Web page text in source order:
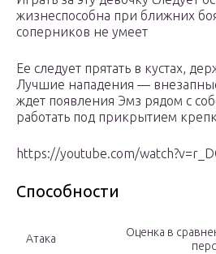
жизнеспособна при ближних
соперников не умеет
Ее следует прятать в кустах,
Лучшие нападения —
ждет появления Эмз рядом с
работать под прикрытием
https://youtube.com/
Способности
Атака
Оценка в